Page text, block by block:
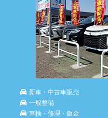
新車・中古車販売
一般整備
車検・修理・鈑金